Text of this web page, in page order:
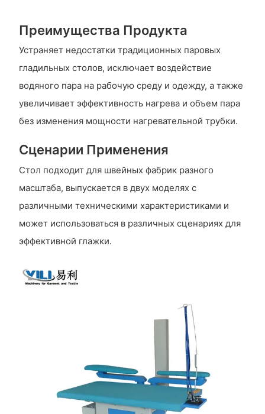
Преимущества Продукта
Устраняет недостатки традиционных паровых
гладильных столов, исключает воздействие
водяного пара на рабочую среду и одежду, а также
увеличивает эффективность нагрева и объем пара
без изменения мощности нагревательной трубки.
Сценарии Применения
Стол подходит для швейных фабрик разного
масштаба, выпускается в двух моделях с
различными техническими характеристиками и
может использоваться в различных сценариях для
эффективной глажки.